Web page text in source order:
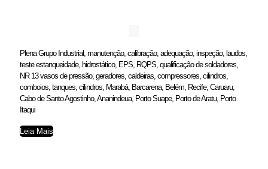
Plena Grupo Industrial, manutenção, calibração, adequação, inspeção, laudos,
teste estanqueidade, hidrostático, EPS, RQPS, qualificação de soldadores,
NR 13 vasos de pressão, geradores, caldeiras, compressores, cilindros,
comboios, tanques, cilindros, Marabá, Barcarena, Belém, Recife, Caruaru,
Cabo de Santo Agostinho, Ananindeua, Porto Suape, Porto de Aratu, Porto
Itaqui
Leia Mais